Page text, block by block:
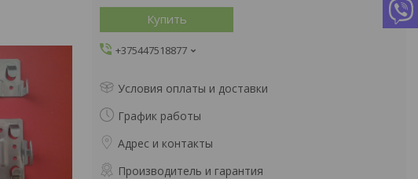
Купить
+375447518877
Условия оплаты и доставки
График работы
Адрес и контакты
Производитель и гарантия